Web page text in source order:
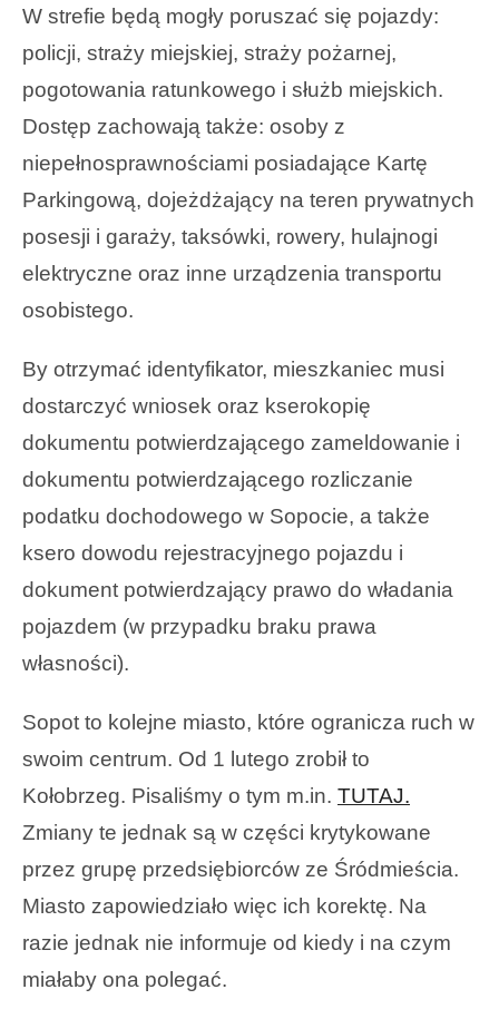
W strefie będą mogły poruszać się pojazdy:
policji, straży miejskiej, straży pożarnej,
pogotowania ratunkowego i służb miejskich.
Dostęp zachowają także: osoby z
niepełnosprawnościami posiadające Kartę
Parkingową, dojeżdżający na teren prywatnych
posesji i garaży, taksówki, rowery, hulajnogi
elektryczne oraz inne urządzenia transportu
osobistego.
By otrzymać identyfikator, mieszkaniec musi
dostarczyć wniosek oraz kserokopię
dokumentu potwierdzającego zameldowanie i
dokumentu potwierdzającego rozliczanie
podatku dochodowego w Sopocie, a także
ksero dowodu rejestracyjnego pojazdu i
dokument potwierdzający prawo do władania
pojazdem (w przypadku braku prawa
własności).
Sopot to kolejne miasto, które ogranicza ruch w
swoim centrum. Od 1 lutego zrobił to
Kołobrzeg. Pisaliśmy o tym m.in. TUTAJ.
Zmiany te jednak są w części krytykowane
przez grupę przedsiębiorców ze Śródmieścia.
Miasto zapowiedziało więc ich korektę. Na
razie jednak nie informuje od kiedy i na czym
miałaby ona polegać.